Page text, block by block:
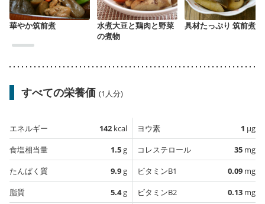
華やか筑前煮
水煮大豆と鶏肉と野菜
の煮物
具材たっぷり 筑前煮
すべての栄養価 (1人分)
エネルギー 142 kcal
食塩相当量
1.5g
たんぱく質
9.9g
脂質
5.4g
ヨウ素 1 µg
コレステロール
35 mg
ビタミンB1
0.09 mg
ビタミンB2
0.13 mg